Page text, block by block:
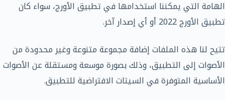
الهامة التي يمكننا استخدامها في تطبيق الأورج، سواء كان
تطبيق الأورج 2022 أو أي إصدار آخر.
تتيح لنا هذه الملفات إضافة مجموعة متنوعة وغير محدودة من
الأصوات إلى التطبيق، وذلك بصورة موسعة ومستقلة عن الأصوات
الأساسية المتوفرة في السيتات الافتراضية للتطبيق.